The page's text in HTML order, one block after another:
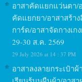
อาสาคัดแยกแว่นตา/
คัดแยกยา/อาสาสร้า
การ์ด/อาสาจัดกางเ
29-30 ส.ค. 2569
29 July 2026 at 14 : 37 PM
อาสาลงลายกระเป๋า